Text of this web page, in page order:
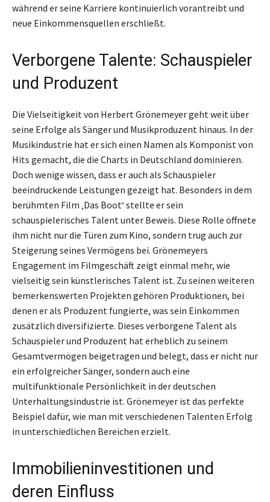
während er seine Karriere kontinuierlich vorantreibt und
neue Einkommensquellen erschließt.
Verborgene Talente: Schauspieler
und Produzent
Die Vielseitigkeit von Herbert Grönemeyer geht weit über
seine Erfolge als Sänger und Musikproduzent hinaus. In der
Musikindustrie hat er sich einen Namen als Komponist von
Hits gemacht, die die Charts in Deutschland dominieren.
Doch wenige wissen, dass er auch als Schauspieler
beeindruckende Leistungen gezeigt hat. Besonders in dem
berühmten Film ‚Das Boot‘ stellte er sein
schauspielerisches Talent unter Beweis. Diese Rolle öffnete
ihm nicht nur die Türen zum Kino, sondern trug auch zur
Steigerung seines Vermögens bei. Grönemeyers
Engagement im Filmgeschäft zeigt einmal mehr, wie
vielseitig sein künstlerisches Talent ist. Zu seinen weiteren
bemerkenswerten Projekten gehören Produktionen, bei
denen er als Produzent fungierte, was sein Einkommen
zusätzlich diversifizierte. Dieses verborgene Talent als
Schauspieler und Produzent hat erheblich zu seinem
Gesamtvermögen beigetragen und belegt, dass er nicht nur
ein erfolgreicher Sänger, sondern auch eine
multifunktionale Persönlichkeit in der deutschen
Unterhaltungsindustrie ist. Grönemeyer ist das perfekte
Beispiel dafür, wie man mit verschiedenen Talenten Erfolg
in unterschiedlichen Bereichen erzielt.
Immobilieninvestitionen und
deren Einfluss